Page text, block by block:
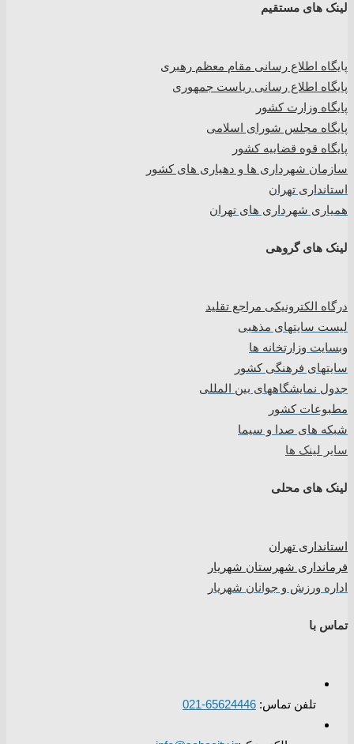
لینک های مستقیم
پایگاه اطلاع رسانی مقام معظم رهبری
پایگاه اطلاع رسانی ریاست جمهوری
پایگاه وزارت کشور
پایگاه مجلس شورای اسلامی
پایگاه قوه قضاییه کشور
سازمان شهرداری ها و دهیاری های کشور
استانداری تهران
همیاری شهرداری های تهران
لینک های گروهی
درگاه الکترونیکی مراجع تقلید
لیست سایتهای مذهبی
وبسایت وزارتخانه ها
سایتهای فرهنگی کشور
جدول نمایشگاههای بین المللی
مطبوعات کشور
شبکه های صدا و سیما
سایر لینک ها
لینک های محلی
استانداری تهران
فرمانداری شهرستان شهریار
اداره ورزش و جوانان شهریار
تماس با
تلفن تماس: 65624446-021